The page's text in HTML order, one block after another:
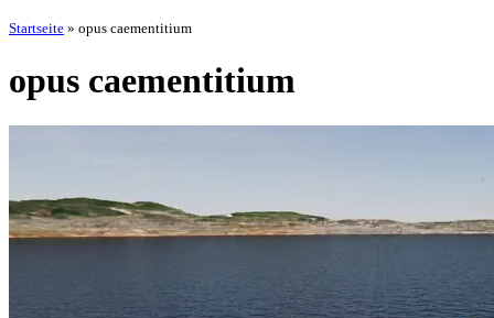
Startseite » opus caementitium
opus caementitium